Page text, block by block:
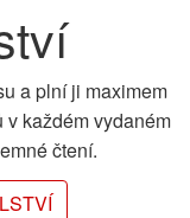
a plní ji maximem
každém vydaném
čtení.